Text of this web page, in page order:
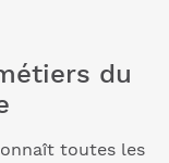
du
toutes les